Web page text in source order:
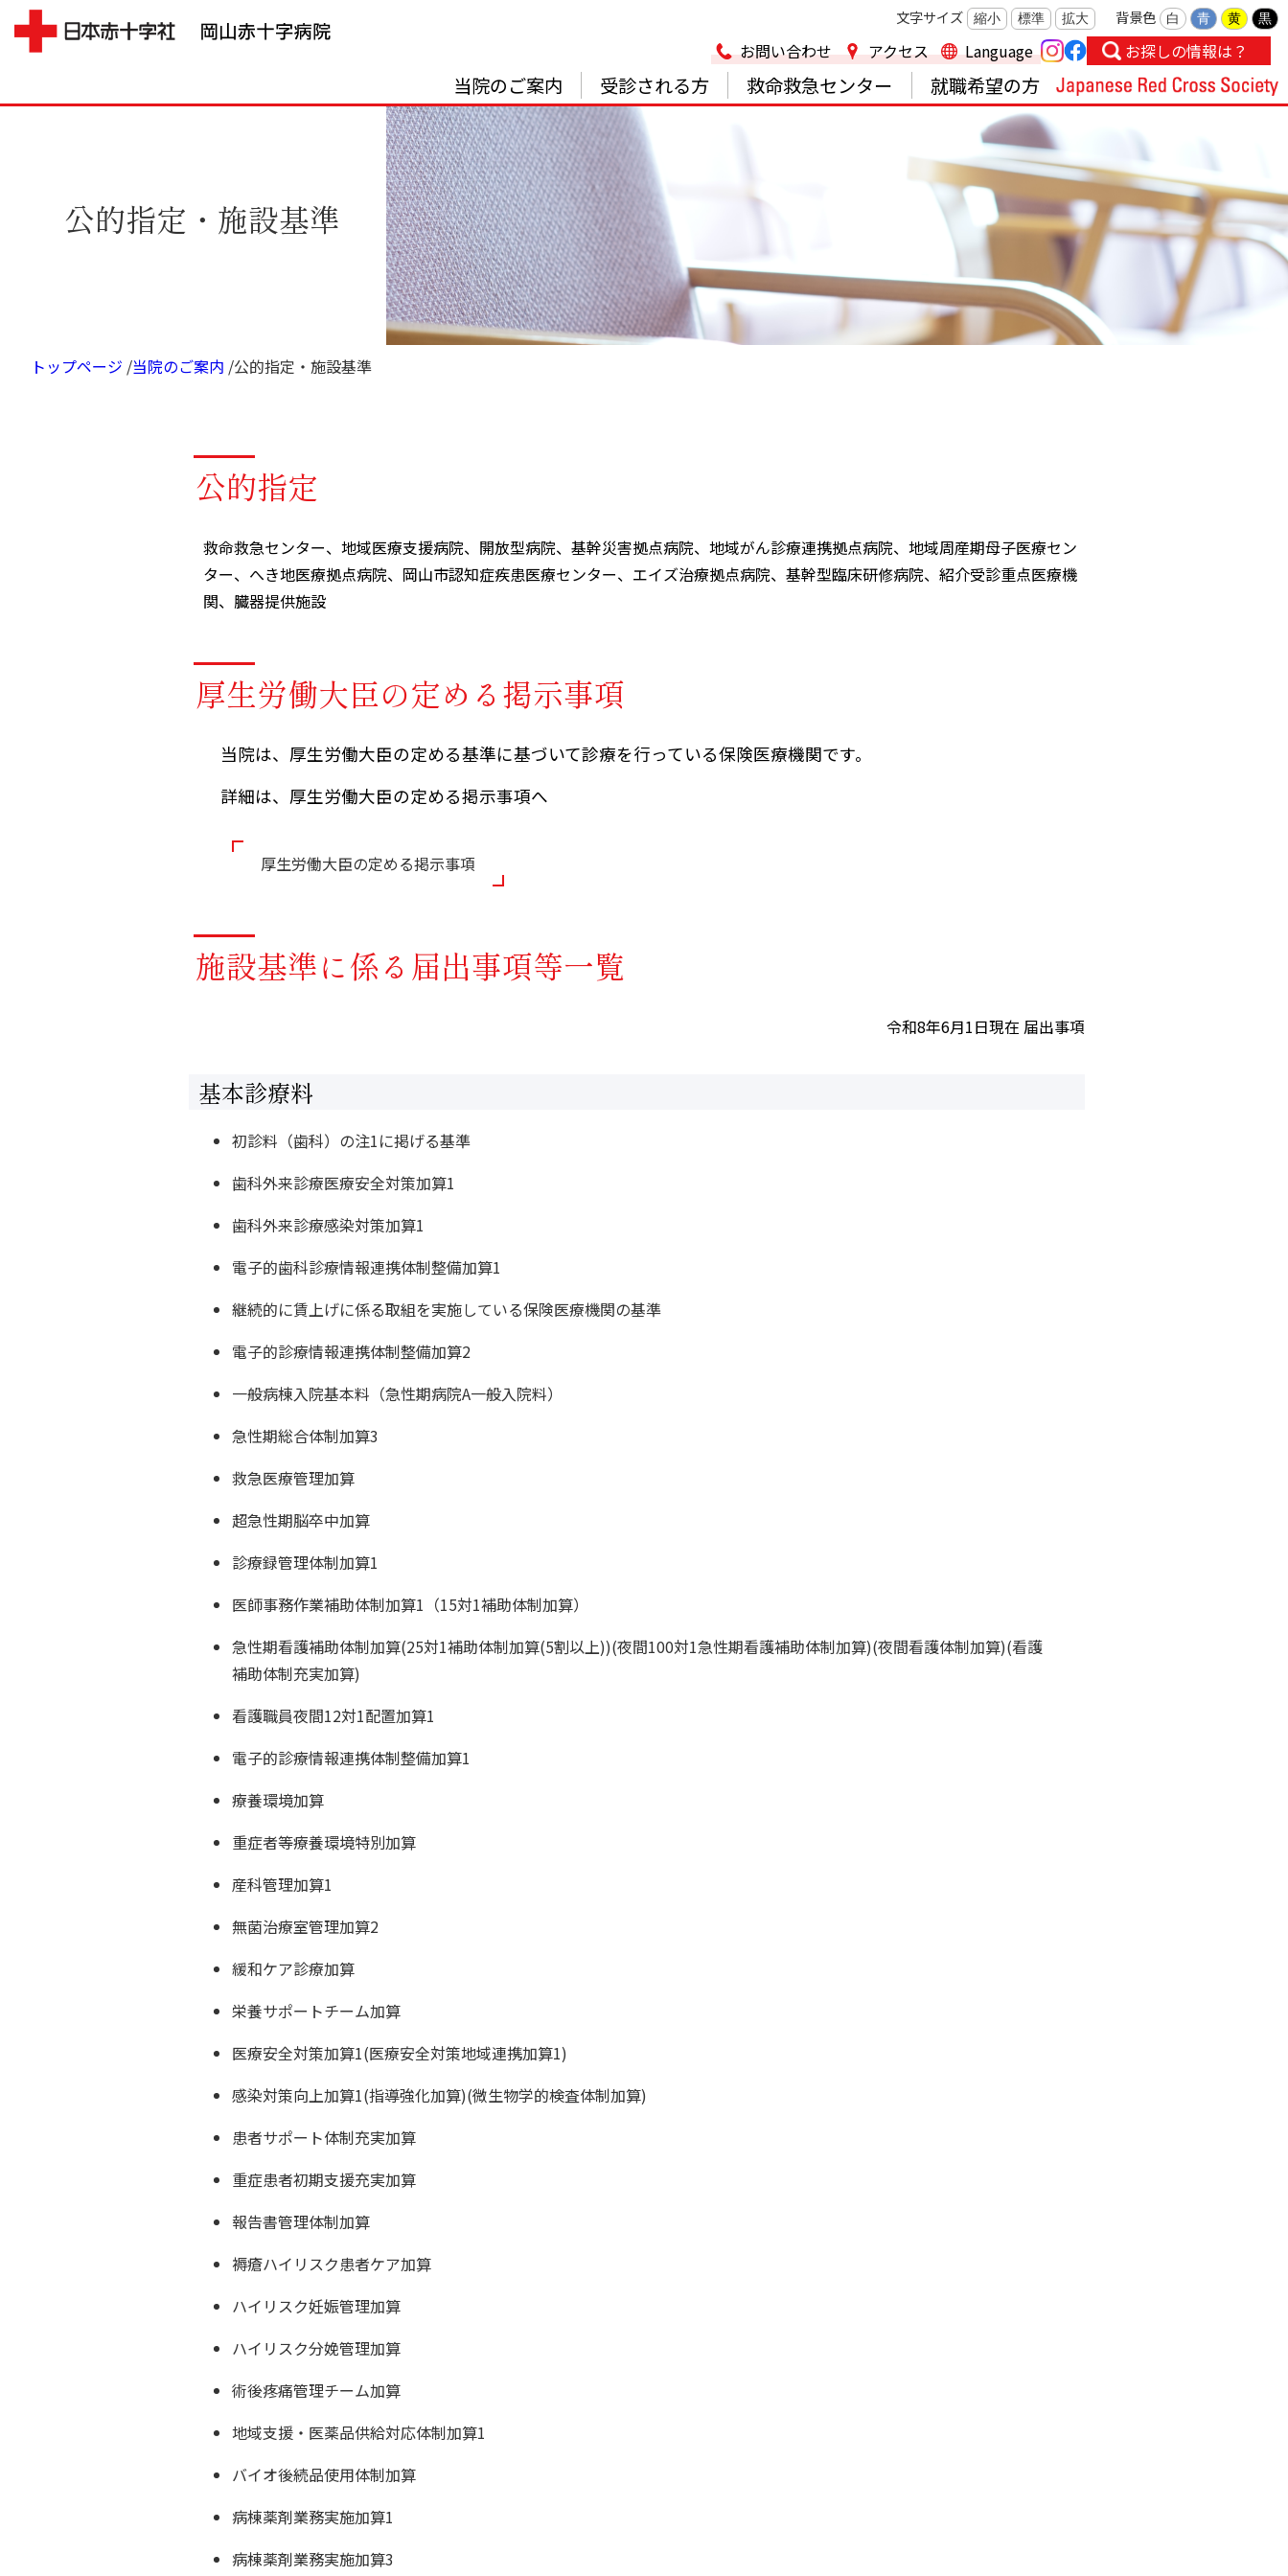
文字サイズ 縮小 標準 拡大 背景色 白 青 黄 黒
お問い合わせ アクセス Language お探しの情報は？
当院のご案内 受診される方 救命救急センター 就職希望の方
公的指定・施設基準
トップページ /当院のご案内 /公的指定・施設基準
公的指定
救命救急センター、地域医療支援病院、開放型病院、基幹災害拠点病院、地域がん診療連携拠点病院、地域周産期母子医療セン
ター、へき地医療拠点病院、岡山市認知症疾患医療センター、エイズ治療拠点病院、基幹型臨床研修病院、紹介受診重点医療機
関、臓器提供施設
厚生労働大臣の定める掲示事項
当院は、厚生労働大臣の定める基準に基づいて診療を行っている保険医療機関です。
詳細は、厚生労働大臣の定める掲示事項へ
厚生労働大臣の定める掲示事項
施設基準に係る届出事項等一覧
令和8年6月1日現在 届出事項
基本診療料
初診料（歯科）の注1に掲げる基準
歯科外来診療医療安全対策加算1
歯科外来診療感染対策加算1
電子的歯科診療情報連携体制整備加算1
継続的に賃上げに係る取組を実施している保険医療機関の基準
電子的診療情報連携体制整備加算2
一般病棟入院基本料（急性期病院A一般入院料）
急性期総合体制加算3
救急医療管理加算
超急性期脳卒中加算
診療録管理体制加算1
医師事務作業補助体制加算1（15対1補助体制加算）
急性期看護補助体制加算(25対1補助体制加算(5割以上))(夜間100対1急性期看護補助体制加算)(夜間看護体制加算)(看護
補助体制充実加算)
看護職員夜間12対1配置加算1
電子的診療情報連携体制整備加算1
療養環境加算
重症者等療養環境特別加算
産科管理加算1
無菌治療室管理加算2
緩和ケア診療加算
栄養サポートチーム加算
医療安全対策加算1(医療安全対策地域連携加算1)
感染対策向上加算1(指導強化加算)(微生物学的検査体制加算)
患者サポート体制充実加算
重症患者初期支援充実加算
報告書管理体制加算
褥瘡ハイリスク患者ケア加算
ハイリスク妊娠管理加算
ハイリスク分娩管理加算
術後疼痛管理チーム加算
地域支援・医薬品供給対応体制加算1
バイオ後続品使用体制加算
病棟薬剤業務実施加算1
病棟薬剤業務実施加算3